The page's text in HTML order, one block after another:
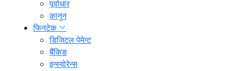
पूर्वाधार
कानुन
फिनटेक
डिजिटल पेमेन्ट
बैंकिङ
इन्स्योरेन्स